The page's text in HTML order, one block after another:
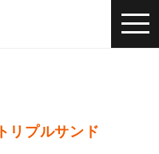
リプルサンド